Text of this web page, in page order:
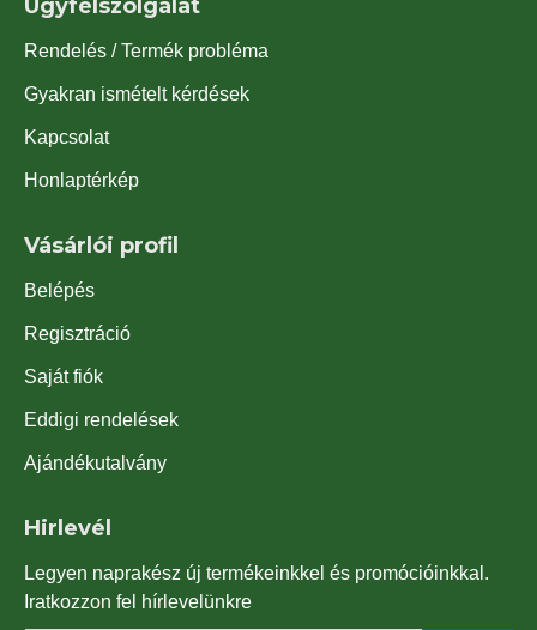
Ügyfélszolgálat
Rendelés / Termék probléma
Gyakran ismételt kérdések
Kapcsolat
Honlaptérkép
Vásárlói profil
Belépés
Regisztráció
Saját fiók
Eddigi rendelések
Ajándékutalvány
Hirlevél
Legyen naprakész új termékeinkkel és promócióinkkal.
Iratkozzon fel hírlevelünkre